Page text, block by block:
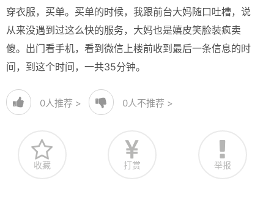
穿衣服，买单。买单的时候，我跟前台大妈随口吐槽，说
从来没遇到过这么快的服务，大妈也是嬉皮笑脸装疯卖
傻。出门看手机，看到微信上楼前收到最后一条信息的时
间，到这个时间，一共35分钟。
0人推荐 > 0人不推荐 >
收藏 打赏 举报